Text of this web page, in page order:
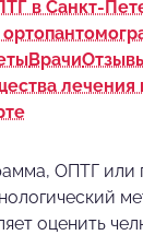
в Санкт-
Врачи
ОПТГ или
оценить